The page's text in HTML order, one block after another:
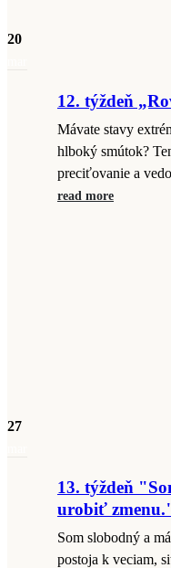
20
12. týždeň
Mávate stavy
hlboký smútok?
preciťovanie a
read more
27
13. týždeň
urobiť
Som slobodný a
postoja k veciam,